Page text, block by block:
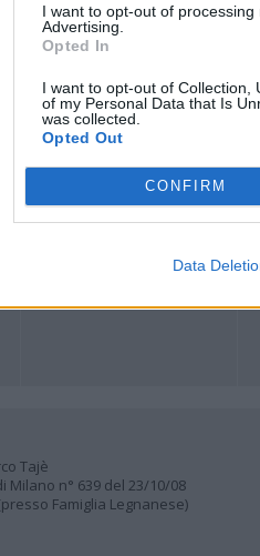
I want to opt-out of
Advertising.
Opted In
I want to opt-out of Collection,
of my Personal Data that Is
was collected.
Opted Out
CONFIRM
Data
TERRITORI
Legnano
Tajè
Milano n° 639 del 23/10/08
Famiglia Legnanese)